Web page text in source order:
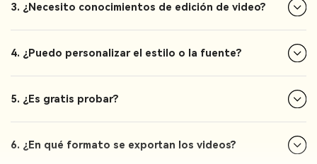
3. ¿Necesito conocimientos de edición de video?
4. ¿Puedo personalizar el estilo o la fuente?
5. ¿Es gratis probar?
6. ¿En qué formato se exportan los videos?